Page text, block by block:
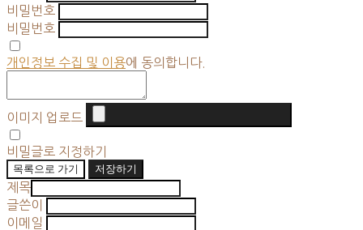
비밀번호
비밀번호
개인정보 수집 및 이용에 동의합니다.
이미지 업로드
비밀글로 지정하기
목록으로 가기
저장하기
제목
글쓴이
이메일